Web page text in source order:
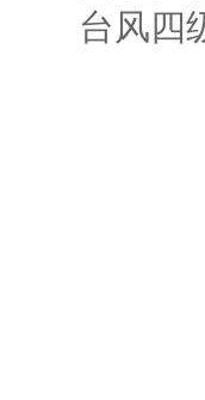
台风四